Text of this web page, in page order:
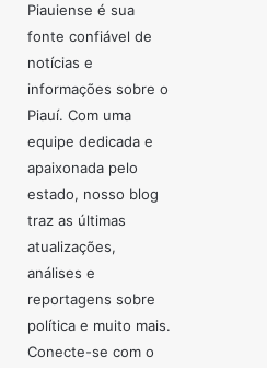
Piauiense é sua
fonte confiável de
notícias e
informações sobre o
Piauí. Com uma
equipe dedicada e
apaixonada pelo
estado, nosso blog
traz as últimas
atualizações,
análises e
reportagens sobre
política e muito mais.
Conecte-se com o